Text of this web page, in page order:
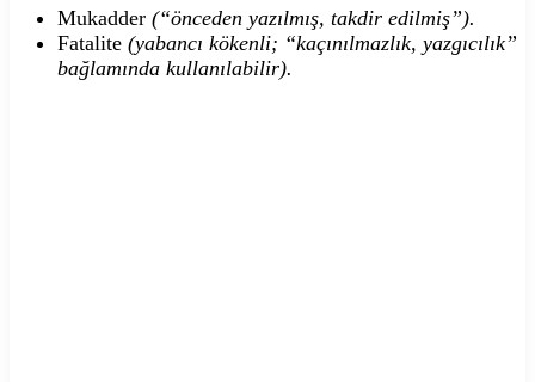
Mukadder (“önceden yazılmış, takdir edilmiş”).
Fatalite (yabancı kökenli; “kaçınılmazlık, yazgıcılık”
bağlamında kullanılabilir).